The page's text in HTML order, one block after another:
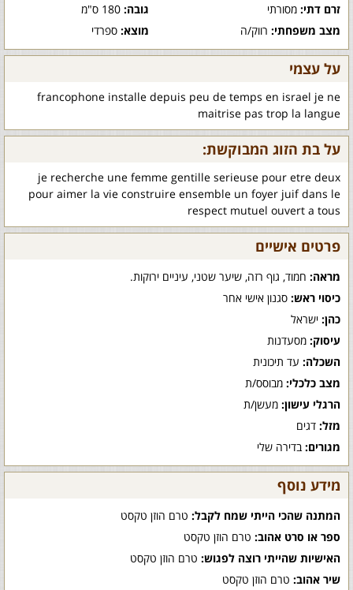
זרם דתי: מסורתי גובה:180 ס"מ
מצב משפחתי: רווק/ה מוצא:ספרדי
על עצמי
francophone installe depuis peu de temps en israel je ne
maitrise pas trop la langue
על בת הזוג המבוקשת:
je recherche une femme gentille serieuse pour etre deux
pour aimer la vie construire ensemble un foyer juif dans le
respect mutuel ouvert a tous
פרטים אישיים
מראה: חמוד, גוף רזה, שיער שטני, עיניים ירוקות.
כיסוי ראש: סגנון אישי אחר
כהן: ישראל
עיסוק: מסעדנות
השכלה: עד תיכונית
מצב כלכלי: מבוסס/ת
הרגלי עישון: מעשן/ת
מזל: דגים
מגורים: בדירה שלי
מידע נוסף
המתנה שהכי הייתי שמח לקבל: טרם הוזן טקסט
ספר או סרט אהוב: טרם הוזן טקסט
האישיות שהייתי רוצה לפגוש: טרם הוזן טקסט
שיר אהוב: טרם הוזן טקסט